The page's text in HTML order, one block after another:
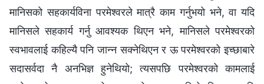
मानिसको सहकार्यविना परमेश्‍वरले मात्रै काम गर्नुभयो भने, वा यदि
मानिसले सहकार्य गर्नु आवश्यक थिएन भने, मानिसले परमेश्‍वरको
स्वभावलाई कहिल्यै पनि जान्‍न सक्‍नेथिएन र ऊ परमेश्‍वरको इच्छाबारे
सदासर्वदा नै अनभिज्ञ हुनेथियो; त्यसपछि परमेश्‍वरको कामलाई